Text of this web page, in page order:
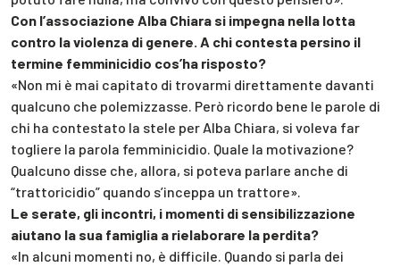
Con l’associazione Alba Chiara si impegna nella lotta
contro la violenza di genere. A chi contesta persino il
termine femminicidio cos’ha risposto?
«Non mi è mai capitato di trovarmi direttamente davanti
qualcuno che polemizzasse. Però ricordo bene le parole di
chi ha contestato la stele per Alba Chiara, si voleva far
togliere la parola femminicidio. Quale la motivazione?
Qualcuno disse che, allora, si poteva parlare anche di
“trattoricidio” quando s’inceppa un trattore».
Le serate, gli incontri, i momenti di sensibilizzazione
aiutano la sua famiglia a rielaborare la perdita?
«In alcuni momenti no, è difficile. Quando si parla dei